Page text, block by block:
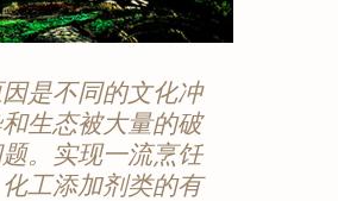
是不同的文化冲
生态被大量的破
。实现一流烹饪
工添加剂类的有